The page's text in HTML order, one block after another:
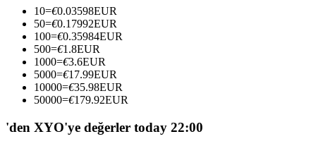
Kopya Tüccarı Olun
10=€0.03598EUR
50=€0.17992EUR
100=€0.35984EUR
500=€1.8EUR
1000=€3.6EUR
5000=€17.99EUR
10000=€35.98EUR
50000=€179.92EUR
'den XYO'ye değerler today 22:00